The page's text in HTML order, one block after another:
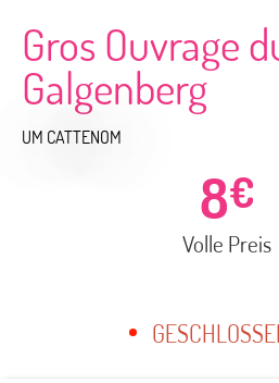
Gros Ouvrage
Galgenberg
UM CATTENOM
8€
Volle Preis